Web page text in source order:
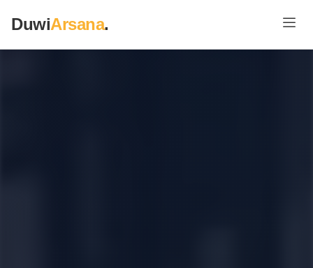
DuwiArsana.